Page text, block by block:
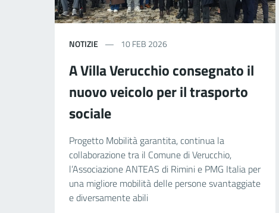
NOTIZIE 10 FEB 2026
A Villa Verucchio consegnato il
nuovo veicolo per il trasporto
sociale
Progetto Mobilità garantita, continua la
collaborazione tra il Comune di Verucchio,
l’Associazione ANTEAS di Rimini e PMG Italia per
una migliore mobilità delle persone svantaggiate
e diversamente abili